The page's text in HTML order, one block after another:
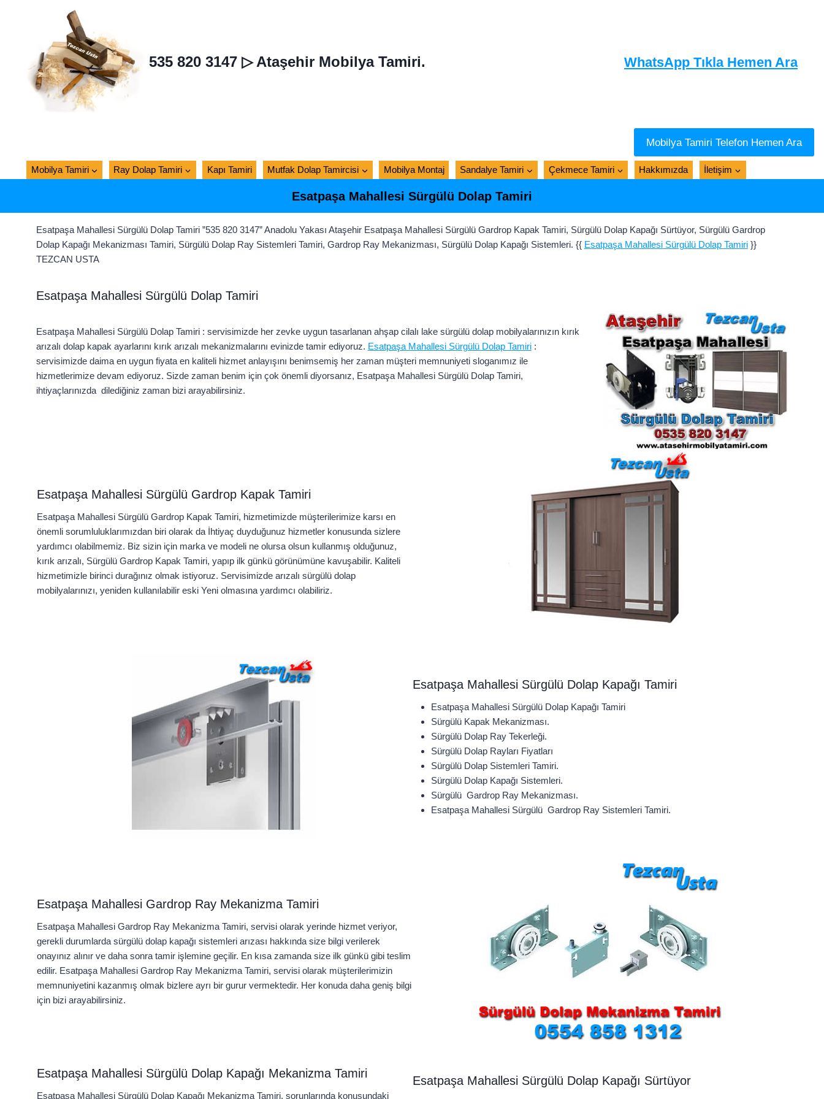
535 820 3147 ▷ Ataşehir Mobilya Tamiri. WhatsApp Tıkla Hemen Ara
Mobilya Tamiri Telefon Hemen Ara
Mobilya Tamiri Ray Dolap Tamiri Kapı Tamiri Mutfak Dolap Tamircisi Mobilya Montaj Sandalye Tamiri Çekmece Tamiri Hakkımızda İletişim
Esatpaşa Mahallesi Sürgülü Dolap Tamiri
Esatpaşa Mahallesi Sürgülü Dolap Tamiri ”535 820 3147” Anadolu Yakası Ataşehir Esatpaşa Mahallesi Sürgülü Gardrop Kapak Tamiri, Sürgülü Dolap Kapağı Sürtüyor, Sürgülü Gardrop
Dolap Kapağı Mekanizması Tamiri, Sürgülü Dolap Ray Sistemleri Tamiri, Gardrop Ray Mekanizması, Sürgülü Dolap Kapağı Sistemleri. {{ Esatpaşa Mahallesi Sürgülü Dolap Tamiri}}
TEZCAN USTA
Esatpaşa Mahallesi Sürgülü Dolap Tamiri
Esatpaşa Mahallesi Sürgülü Dolap Tamiri : servisimizde her zevke uygun tasarlanan ahşap cilalı lake sürgülü dolap mobilyalarınızın kırık
arızalı dolap kapak ayarlarını kırık arızalı mekanizmalarını evinizde tamir ediyoruz. Esatpaşa Mahallesi Sürgülü Dolap Tamiri:
servisimizde daima en uygun fiyata en kaliteli hizmet anlayışını benimsemiş her zaman müşteri memnuniyeti sloganımız ile
hizmetlerimize devam ediyoruz. Sizde zaman benim için çok önemli diyorsanız, Esatpaşa Mahallesi Sürgülü Dolap Tamiri,
ihtiyaçlarınızda dilediğiniz zaman bizi arayabilirsiniz.
Esatpaşa Mahallesi Sürgülü Gardrop Kapak Tamiri
Esatpaşa Mahallesi Sürgülü Gardrop Kapak Tamiri, hizmetimizde müşterilerimize karsı en
önemli sorumluluklarımızdan biri olarak da İhtiyaç duyduğunuz hizmetler konusunda sizlere
yardımcı olabilmemiz. Biz sizin için marka ve modeli ne olursa olsun kullanmış olduğunuz,
kırık arızalı, Sürgülü Gardrop Kapak Tamiri, yapıp ilk günkü görünümüne kavuşabilir. Kaliteli
hizmetimizle birinci durağınız olmak istiyoruz. Servisimizde arızalı sürgülü dolap
mobilyalarınızı, yeniden kullanılabilir eski Yeni olmasına yardımcı olabiliriz.
Esatpaşa Mahallesi Sürgülü Dolap Kapağı Tamiri
Esatpaşa Mahallesi Sürgülü Dolap Kapağı Tamiri
Sürgülü Kapak Mekanizması.
Sürgülü Dolap Ray Tekerleği.
Sürgülü Dolap Rayları Fiyatları
Sürgülü Dolap Sistemleri Tamiri.
Sürgülü Dolap Kapağı Sistemleri.
Sürgülü Gardrop Ray Mekanizması.
Esatpaşa Mahallesi Sürgülü Gardrop Ray Sistemleri Tamiri.
Esatpaşa Mahallesi Gardrop Ray Mekanizma Tamiri
Esatpaşa Mahallesi Gardrop Ray Mekanizma Tamiri, servisi olarak yerinde hizmet veriyor,
gerekli durumlarda sürgülü dolap kapağı sistemleri arızası hakkında size bilgi verilerek
onayınız alınır ve daha sonra tamir işlemine geçilir. En kısa zamanda size ilk günkü gibi teslim
edilir. Esatpaşa Mahallesi Gardrop Ray Mekanizma Tamiri, servisi olarak müşterilerimizin
memnuniyetini kazanmış olmak bizlere ayrı bir gurur vermektedir. Her konuda daha geniş bilgi
için bizi arayabilirsiniz.
Esatpaşa Mahallesi Sürgülü Dolap Kapağı Mekanizma Tamiri
Esatpaşa Mahallesi Sürgülü Dolap Kapağı Mekanizma Tamiri, sorunlarında konusundaki
Esatpaşa Mahallesi Sürgülü Dolap Kapağı Sürtüyor